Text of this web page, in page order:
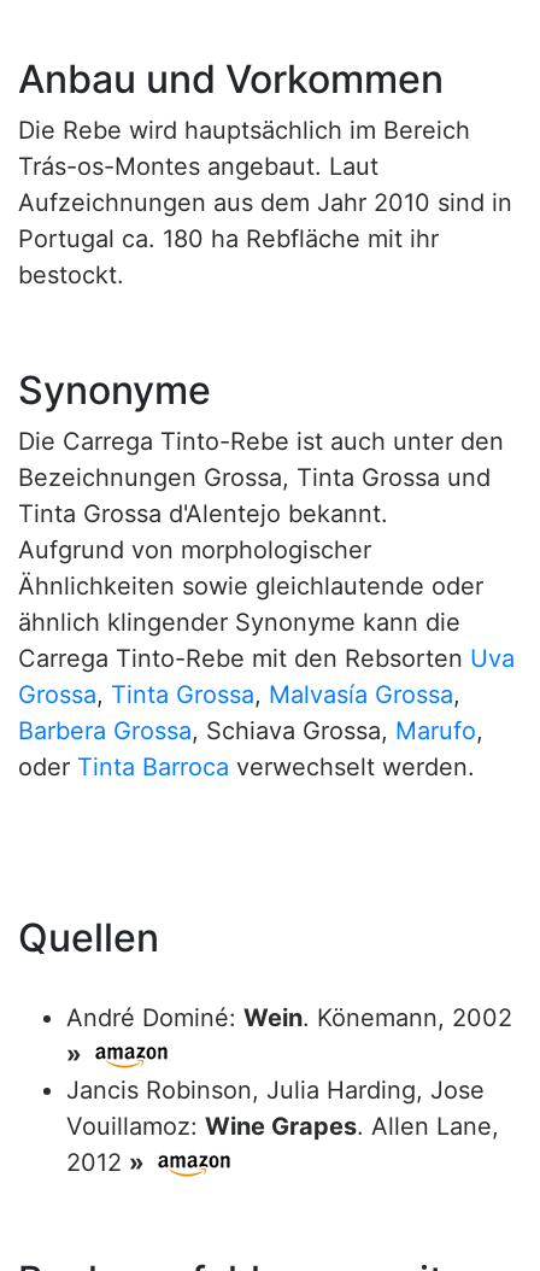
Anbau und Vorkommen
Die Rebe wird hauptsächlich im Bereich
Trás-os-Montes angebaut. Laut
Aufzeichnungen aus dem Jahr 2010 sind in
Portugal ca. 180 ha Rebfläche mit ihr
bestockt.
Synonyme
Die Carrega Tinto-Rebe ist auch unter den
Bezeichnungen Grossa, Tinta Grossa und
Tinta Grossa d'Alentejo bekannt.
Aufgrund von morphologischer
Ähnlichkeiten sowie gleichlautende oder
ähnlich klingender Synonyme kann die
Carrega Tinto-Rebe mit den Rebsorten Uva
Grossa, Tinta Grossa, Malvasía Grossa,
Barbera Grossa, Schiava Grossa, Marufo,
oder Tinta Barroca verwechselt werden.
Quellen
André Dominé: Wein. Könemann, 2002
»
Jancis Robinson, Julia Harding, Jose
Vouillamoz: Wine Grapes. Allen Lane,
2012 »